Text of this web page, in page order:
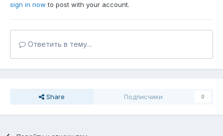
sign in now to post with your account.
Ответить в тему...
Share Подписчики 0